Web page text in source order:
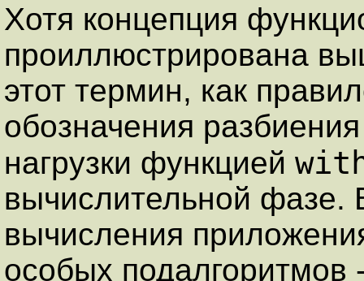
Хотя концепция
проиллюстрирована
этот термин, как
обозначения
нагрузки функцией
вычислительной фазе.
вычисления
особых подалгоритмов